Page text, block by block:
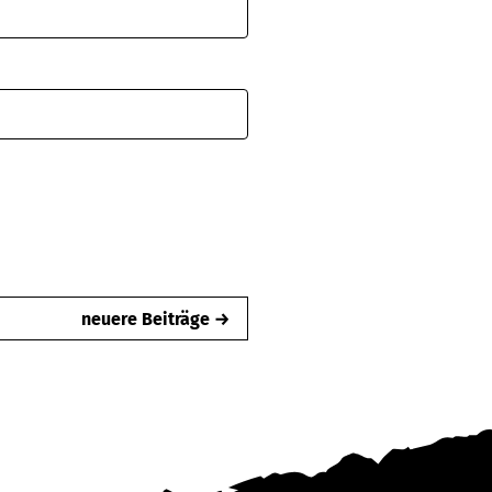
neuere Beiträge →